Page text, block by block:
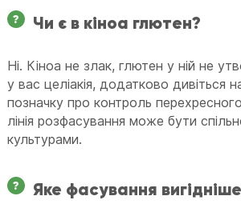
Чи є в кіноа глютен?
Ні. Кіноа не злак, глютен у ній не
у вас целіакія, додатково дивіться
позначку про контроль
лінія розфасування може бути
культурами.
Яке фасування вигідніше